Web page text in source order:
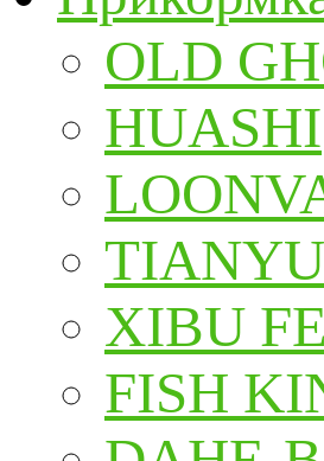
OLD
HUASHI
XIBU
FISH